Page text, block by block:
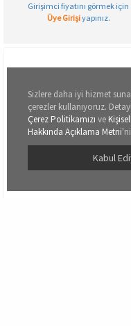
Sizlere daha iyi hizmet
çerezler kullanıyoruz.
Çerez Politikamızı ve
Hakkında Açıklama Metni
Kabul
Girişimci fiyatını görmek için
Üye Girişiyapınız.